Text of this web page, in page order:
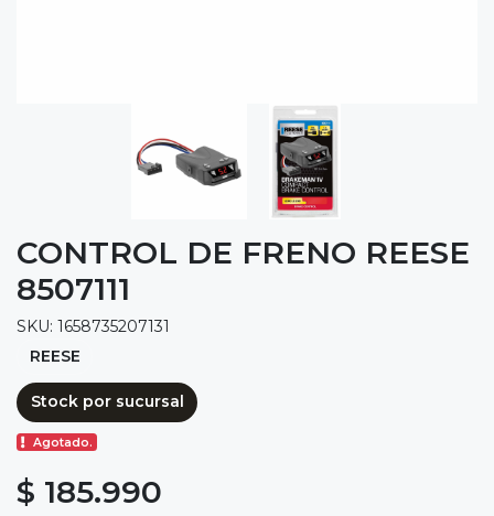
CONTROL DE FRENO REESE
8507111
SKU: 1658735207131
REESE
Stock por sucursal
Agotado.
$ 185.990